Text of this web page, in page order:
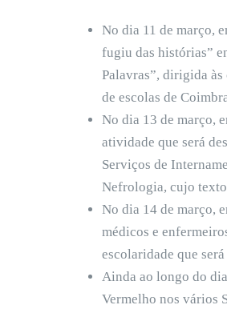
No dia 11 de março,
fugiu das histórias”
Palavras”, dirigida
de escolas de
No dia 13 de março,
atividade que será
Serviços de
Nefrologia, cujo texto
No dia 14 de março,
médicos e
escolaridade que
Ainda ao longo do
Vermelho nos vários